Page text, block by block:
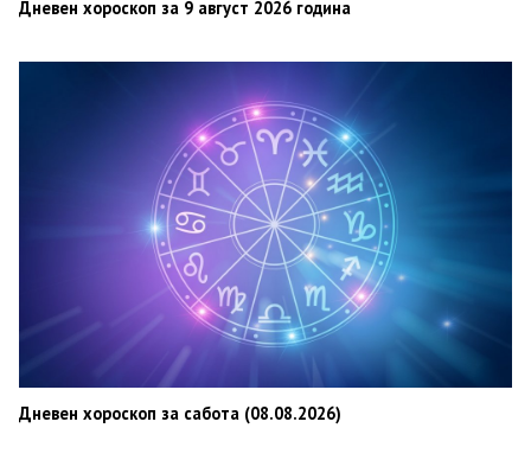
Дневен хороскоп за 9 август 2026 година
Дневен хороскоп за сабота (08.08.2026)